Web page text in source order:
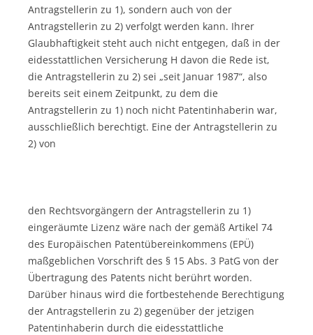
Antragstellerin zu 1), sondern auch von der
Antragstellerin zu 2) verfolgt werden kann. Ihrer
Glaubhaftigkeit steht auch nicht entgegen, daß in der
eidesstattlichen Versicherung H davon die Rede ist,
die Antragstellerin zu 2) sei „seit Januar 1987“, also
bereits seit einem Zeitpunkt, zu dem die
Antragstellerin zu 1) noch nicht Patentinhaberin war,
ausschließlich berechtigt. Eine der Antragstellerin zu
2) von
den Rechtsvorgängern der Antragstellerin zu 1)
eingeräumte Lizenz wäre nach der gemäß Artikel 74
des Europäischen Patentübereinkommens (EPÜ)
maßgeblichen Vorschrift des § 15 Abs. 3 PatG von der
Übertragung des Patents nicht berührt worden.
Darüber hinaus wird die fortbestehende Berechtigung
der Antragstellerin zu 2) gegenüber der jetzigen
Patentinhaberin durch die eidesstattliche